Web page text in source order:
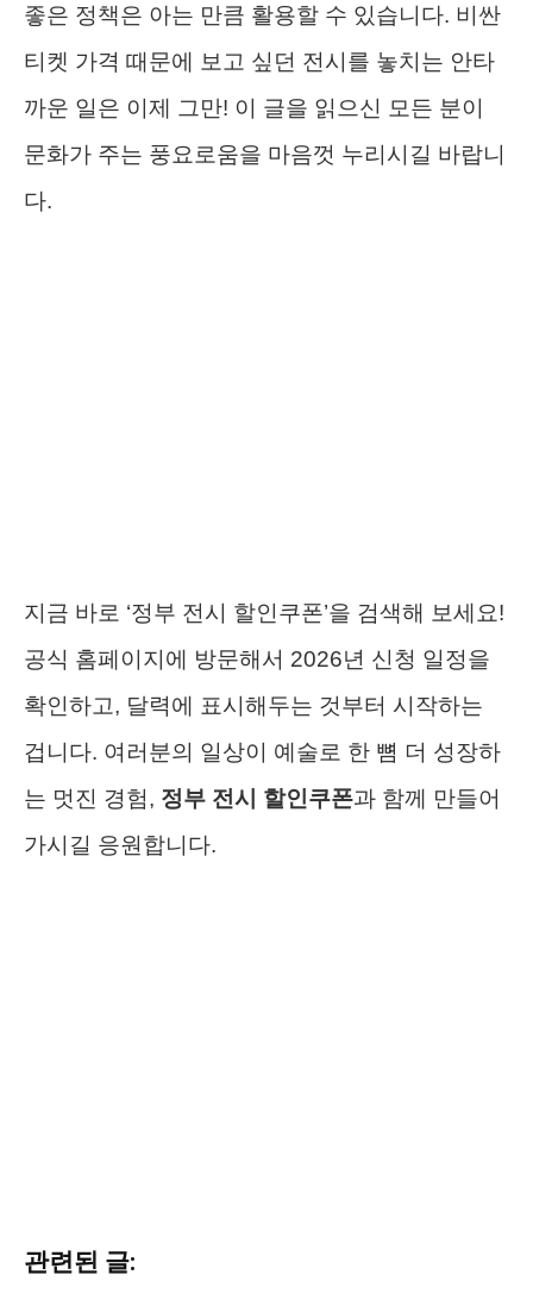
좋은 정책은 아는 만큼 활용할 수 있습니다. 비싼
티켓 가격 때문에 보고 싶던 전시를 놓치는 안타
까운 일은 이제 그만! 이 글을 읽으신 모든 분이
문화가 주는 풍요로움을 마음껏 누리시길 바랍니
다.
지금 바로 ‘정부 전시 할인쿠폰’을 검색해 보세요!
공식 홈페이지에 방문해서 2026년 신청 일정을
확인하고, 달력에 표시해두는 것부터 시작하는
겁니다. 여러분의 일상이 예술로 한 뼘 더 성장하
는 멋진 경험, 정부 전시 할인쿠폰과 함께 만들어
가시길 응원합니다.
관련된 글: